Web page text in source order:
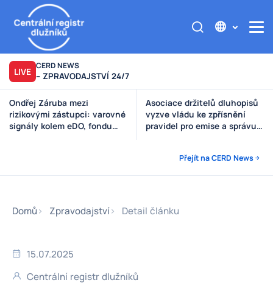
LIVE CERD NEWS
– ZPRAVODAJSTVÍ 24/7
Ondřej Záruba mezi
rizikovými zástupci: varovné
signály kolem eDO, fondu
Asociace držitelů dluhopisů
vyzve vládu ke zpřísnění
pravidel pro emise a správu
Přejít na CERD News
Domů Zpravodajství Detail článku
15.07.2025
Centrální registr dlužníků